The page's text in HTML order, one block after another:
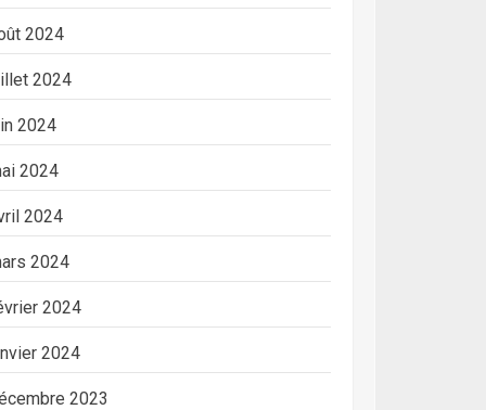
2024
2024
2024
2024
2024
2024
2024
2024
2023